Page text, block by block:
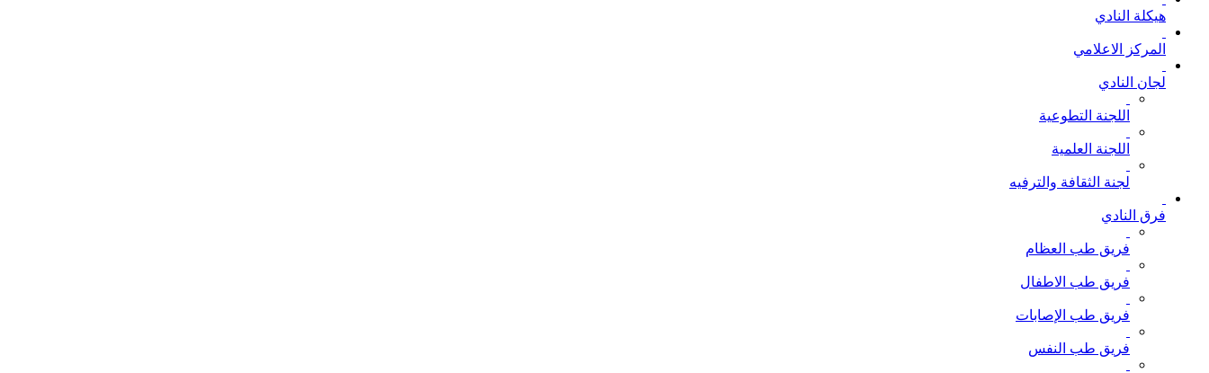
هيكلة النادي
المركز الاعلامي
لجان النادي
اللجنة التطوعية
اللجنة العلمية
لجنة الثقافة والترفيه
فرق النادي
فريق طب العظام
فريق طب الاطفال
فريق طب الإصابات
فريق طب النفس